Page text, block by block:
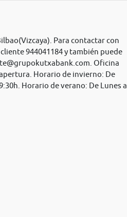
Para contactar con
944041184 y también puede
. Oficina
Horario de invierno: De
Horario de verano: De Lunes a